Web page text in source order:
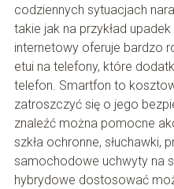
codziennych sytuacjach
takie jak na przykład
internetowy oferuje bardzo
etui na telefony, które
telefon. Smartfon to
zatroszczyć się o jego
znaleźć można pomocne
szkła ochronne,
samochodowe uchwyty na
hybrydowe dostosować